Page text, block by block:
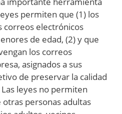
permiten que (1) los
correos electrónicos
de edad, (2) y que
los correos
asignados a sus
de preservar la calidad
leyes no permiten
personas adultas